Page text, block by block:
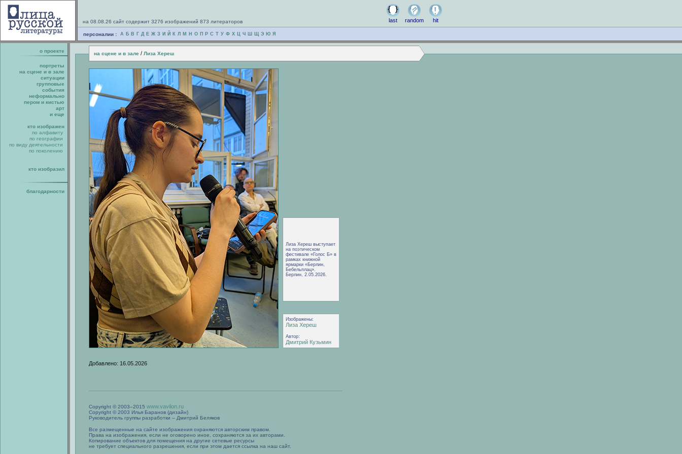
на 08.08.26 сайт содержит 3276 изображений 873 литераторов last random hit
персоналии : А Б В Г Д Е Ж З И Й К Л М Н О П Р С Т У Ф Х Ц Ч Ш Щ Э Ю Я
о проекте на сцене и в зале / Лиза Хереш
портреты
на сцене и в зале
ситуации
групповые
события
неформально
пером и кистью
арт
и еще
кто изображен
по алфавиту
по географии
по виду деятельности
по поколению
кто изобразил
благодарности
Лиза Хереш выступает
на поэтическом
фестивале «Голос Б» в
рамках книжной
ярмарки «Берлин,
Бебельплац».
Берлин, 2.05.2026.
Изображены:
Лиза Хереш
Автор:
Дмитрий Кузьмин
Добавлено: 16.05.2026
Copyright © 2003–2015 www.vavilon.ru
Copyright © 2003 Илья Баранов (дизайн)
Руководитель группы разработки – Дмитрий Беляков
Все размещенные на сайте изображения охраняются авторским правом.
Права на изображения, если не оговорено иное, сохраняются за их авторами.
Копирование объектов для помещения на другие сетевые ресурсы
не требует специального разрешения, если при этом дается ссылка на наш сайт.